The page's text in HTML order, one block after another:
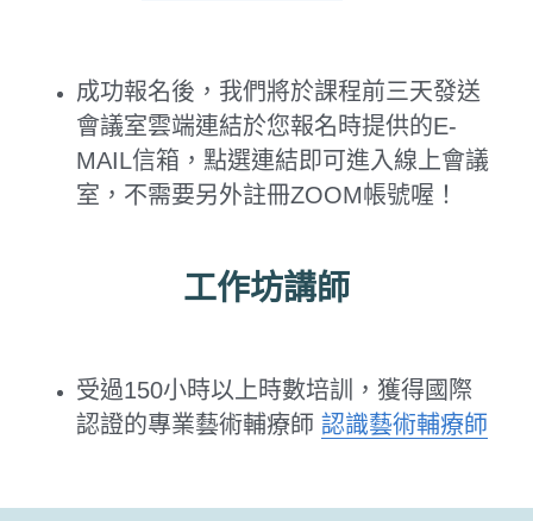
成功報名後，我們將於課程前三天發送
會議室雲端連結於您報名時提供的E-
MAIL信箱，點選連結即可進入線上會議
室，不需要另外註冊ZOOM帳號喔！
工作坊講師
受過150小時以上時數培訓，獲得國際
認證的專業藝術輔療師 認識藝術輔療師